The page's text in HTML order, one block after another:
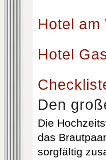
Hotel am
Hotel
Den
Die
das
sorgfältig